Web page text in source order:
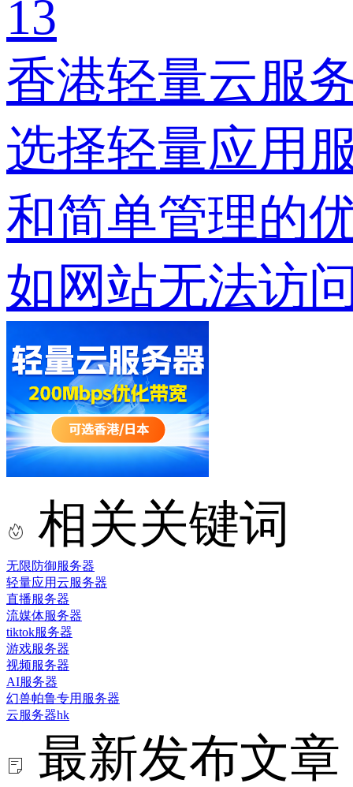
13
香港轻量云服
选择轻量应用
和简单管理的
如网站无法访
相关关键词
无限防御服务器
轻量应用云服务器
直播服务器
流媒体服务器
tiktok服务器
游戏服务器
视频服务器
AI服务器
幻兽帕鲁专用服务器
云服务器hk
最新发布文章